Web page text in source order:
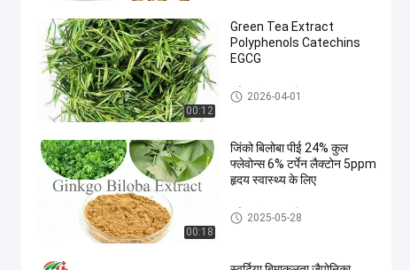
00:12
Green Tea Extract
Polyphenols Catechins
EGCG
हर्बल प्लांट एक्सट्रैक्ट
2026-04-01
00:18
जिंको बिलोबा पीई 24% कुल
फ्लेवोन्स 6% टर्पेन लैक्टोन 5ppm
हृदय स्वास्थ्य के लिए
हर्बल प्लांट एक्सट्रैक्ट
2025-05-28